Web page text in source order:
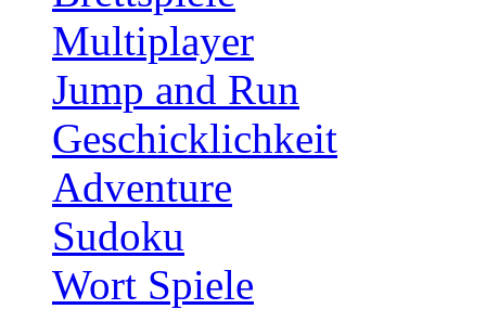
Multiplayer
Jump and Run
Geschicklichkeit
Adventure
Sudoku
Wort Spiele